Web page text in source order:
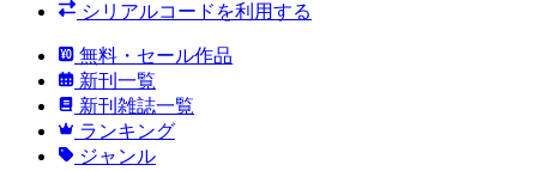
シリアルコードを利用する
無料・セール作品
新刊一覧
新刊雑誌一覧
ランキング
ジャンル